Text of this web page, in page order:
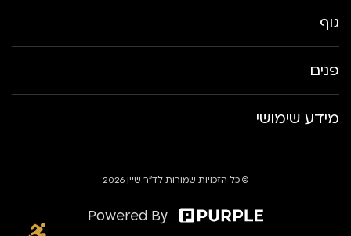
גוף
פנים
מידע שימושי
© כל הזכויות שמורות לד״ר שיין 2026
Powered By